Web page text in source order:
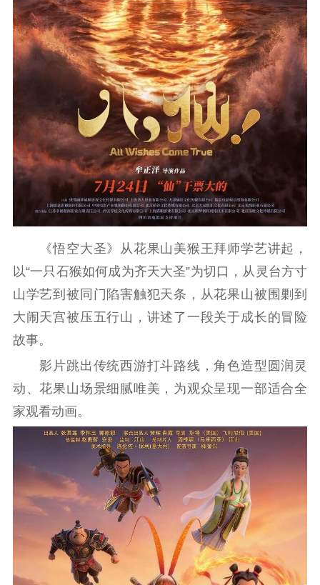
服务管理平台
管理平台
服务管理
文化产业
统计分析
数字出版
审读服务
新闻发布工作备
案管理系统
理论宣讲
共建共享平台
政工继续教育学
习平台
责任编辑注册
业务申报系统
《悟空大圣》从花果山美猴王拜师学艺讲起，
以“一只石猴如何成为齐天大圣”为切口，从灵台方寸
山学艺到被同门陷害触犯天条，从花果山被围剿到
大闹天宫被压五行山，讲述了一段关于成长的冒险
故事。
影片跳出传统西游打斗路线，角色造型圆润灵
动、花果山场景细腻唯美，为观众呈现一部适合全
家观看动画。